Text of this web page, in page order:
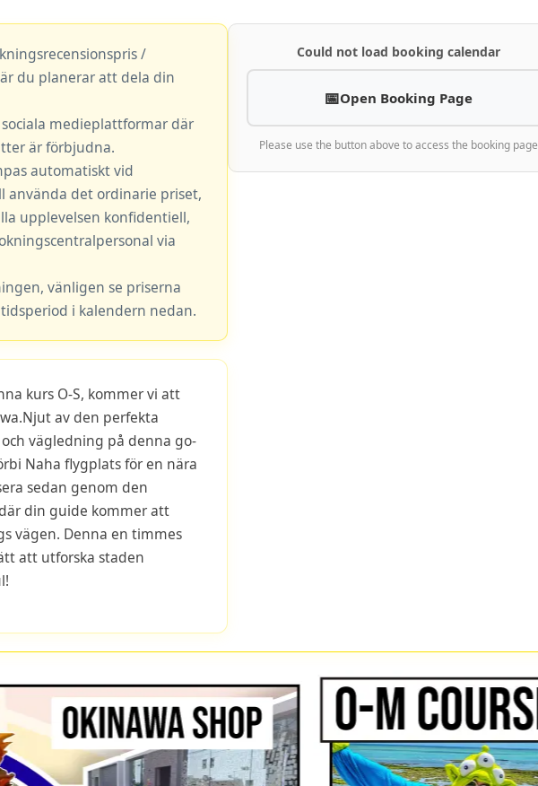
/
du planerar att dela din
medieplattformar där
är förbjudna.
automatiskt vid
använda det ordinarie priset,
upplevelsen konfidentiell,
via
vänligen se priserna
i kalendern nedan.
kurs O-S, kommer vi att
av den perfekta
vägledning på denna go-
Naha flygplats för en nära
sedan genom den
din guide kommer att
vägen. Denna en timmes
att utforska staden
Could not load booking calendar
Open Booking Page
Please use the button above to access the booking page